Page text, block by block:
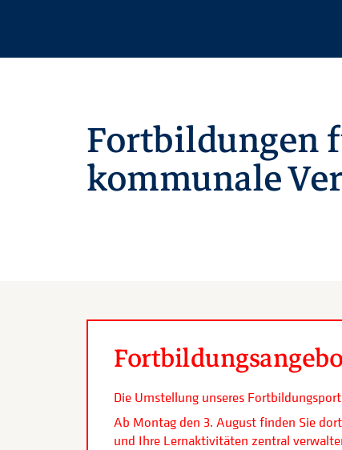
Fortbildungen
kommunale
Die Umstellung unseres
Ab Montag den 3. August finden Sie
und Ihre Lernaktivitäten zentral